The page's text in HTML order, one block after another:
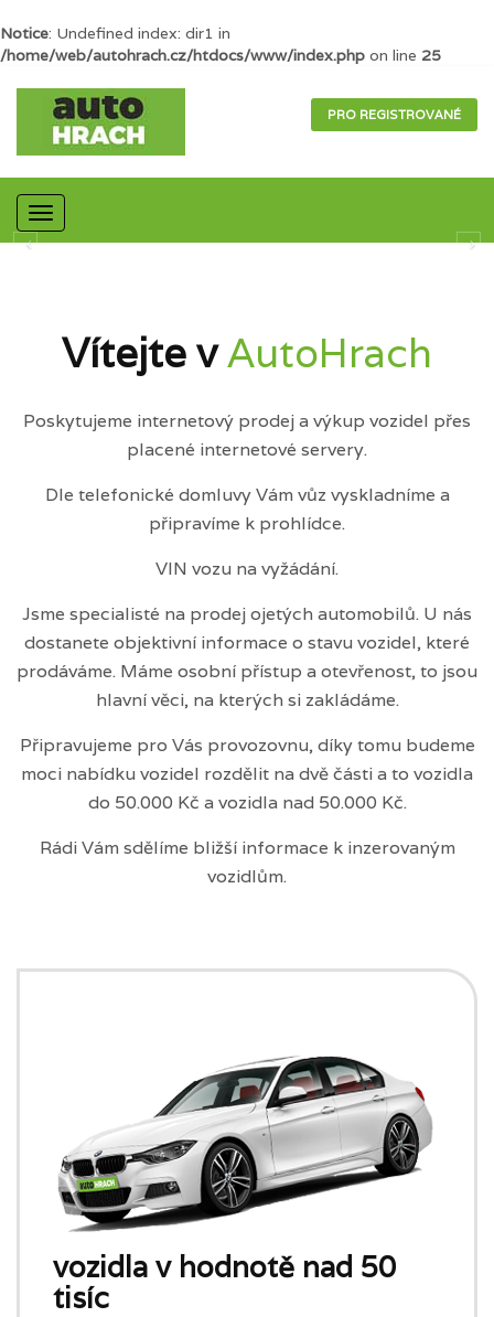
Notice: Undefined index: dir1 in
/home/web/autohrach.cz/htdocs/www/index.php on line 25
PRO REGISTROVANÉ
Mobilní
navigace
Vítejte vAutoHrach
Poskytujeme internetový prodej a výkup vozidel přes
placené internetové servery.
Dle telefonické domluvy Vám vůz vyskladníme a
připravíme k prohlídce.
VIN vozu na vyžádání.
Jsme specialisté na prodej ojetých automobilů. U nás
dostanete objektivní informace o stavu vozidel, které
prodáváme. Máme osobní přístup a otevřenost, to jsou
hlavní věci, na kterých si zakládáme.
Připravujeme pro Vás provozovnu, díky tomu budeme
moci nabídku vozidel rozdělit na dvě části a to vozidla
do 50.000 Kč a vozidla nad 50.000 Kč.
Rádi Vám sdělíme bližší informace k inzerovaným
vozidlům.
vozidla v hodnotě nad 50
tisíc